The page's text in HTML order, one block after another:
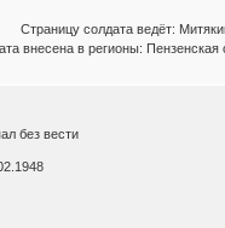
Страницу солдата ведёт:
внесена в регионы:
без вести